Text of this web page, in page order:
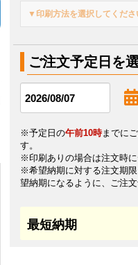
▼印刷方法を選択してくださ
ご注文予定日を
※予定日の午前10時までに
す。
※印刷ありの場合は注文時に
※希望納期に対する注文期
望納期になるように、ご注
最短納期